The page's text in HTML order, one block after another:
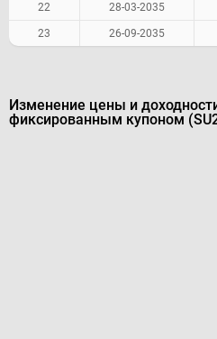
22 28-03-2035
23 26-09-2035
Изменение цены и
фиксированным купоном